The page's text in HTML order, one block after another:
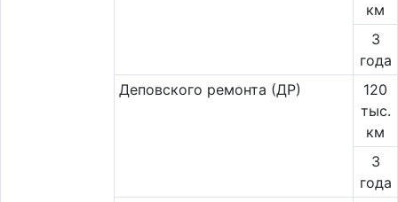
км
3
года
Деповского ремонта (ДР)
120
тыс.
км
3
года